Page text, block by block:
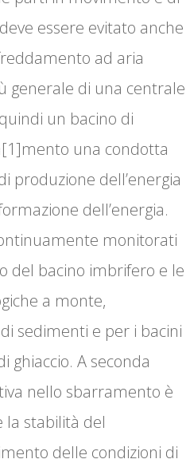
essere evitato anche
ad aria
generale di una centrale
un bacino di
una condotta
produzione dell’energia
dell’energia.
monitorati
del bacino imbrifero e le
a monte,
sedimenti e per i bacini
ghiaccio. A seconda
nello sbarramento è
la stabilità del
delle condizioni di